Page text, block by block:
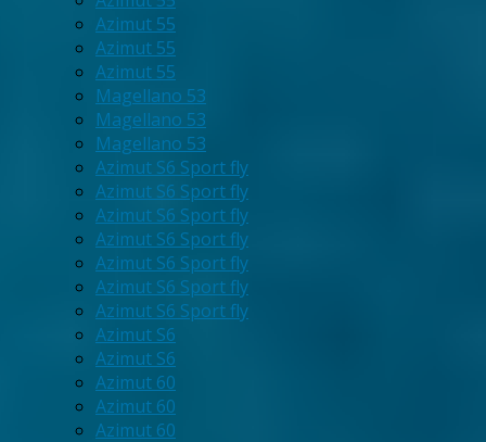
Azimut 55
Azimut 55
Azimut 55
Magellano 53
Magellano 53
Magellano 53
Azimut S6 Sport fly
Azimut S6 Sport fly
Azimut S6 Sport fly
Azimut S6 Sport fly
Azimut S6 Sport fly
Azimut S6 Sport fly
Azimut S6 Sport fly
Azimut S6
Azimut S6
Azimut 60
Azimut 60
Azimut 60